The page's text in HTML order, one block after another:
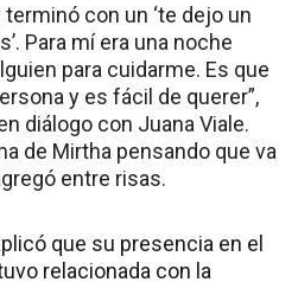
con un ‘te dejo un
Para mí era una noche
para cuidarme. Es que
y es fácil de querer”,
diálogo con Juana Viale.
de Mirtha pensando que va
entre risas.
que su presencia en el
relacionada con la